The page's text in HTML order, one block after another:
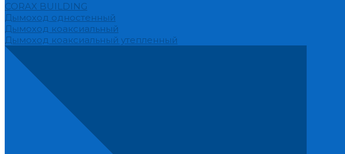
CORAX BUILDING
Дымоход одностенный
Дымоход коаксиальный
Дымоход коаксиальный утепленный